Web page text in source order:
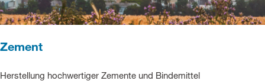
Zement
Herstellung hochwertiger Zemente und Bindemittel